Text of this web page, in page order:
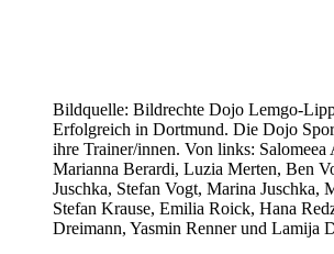
Bildquelle: Bildrechte Dojo Lemgo-
Erfolgreich in Dortmund. Die Dojo
ihre Trainer/innen. Von links: Salomeea
Marianna Berardi, Luzia Merten, Ben
Juschka, Stefan Vogt, Marina Juschka,
Stefan Krause, Emilia Roick, Hana
Dreimann, Yasmin Renner und Lamija